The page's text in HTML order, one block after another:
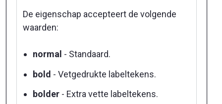
De eigenschap accepteert de volgende
waarden:
normal - Standaard.
bold - Vetgedrukte labeltekens.
bolder - Extra vette labeltekens.